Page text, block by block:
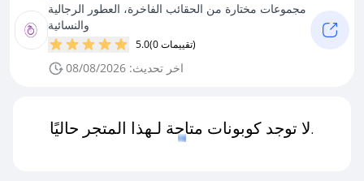
مجموعات مختارة من الحقائب الفاخرة، العطور الرجالية
والنسائية
5.0 (0 تقييمات)
اخر تحديث: 08/08/2026
لا توجد كوبونات متاحة لـهذا المتجر حاليًا.